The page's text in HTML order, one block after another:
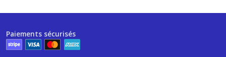
Paiements sécurisés